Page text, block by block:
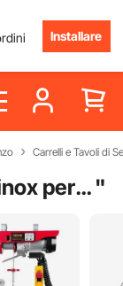
Installare
Carrelli e Tavoli di
cassetti in acciaio inox per cucina da esterno "